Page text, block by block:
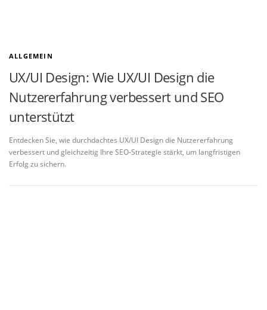
ALLGEMEIN
UX/UI Design: Wie UX/UI Design die
Nutzererfahrung verbessert und SEO
unterstützt
Entdecken Sie, wie durchdachtes UX/UI Design die Nutzererfahrung
verbessert und gleichzeitig Ihre SEO-Strategie stärkt, um langfristigen
Erfolg zu sichern.